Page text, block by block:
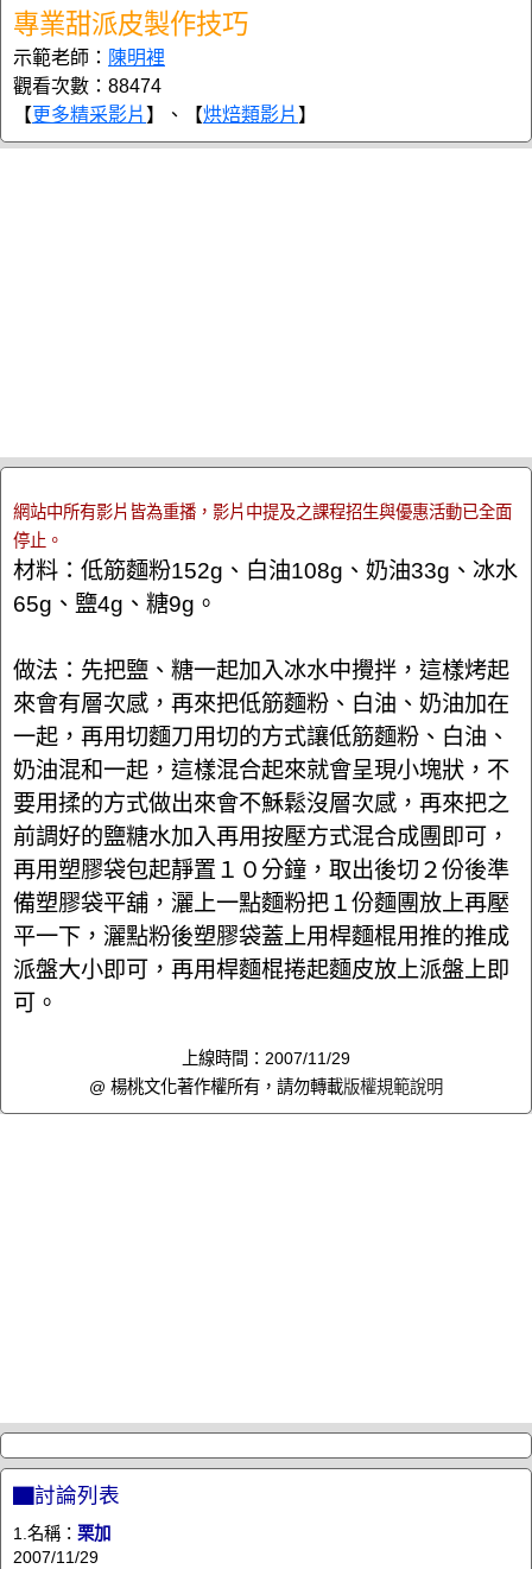
專業甜派皮製作技巧
示範老師： 陳明裡
觀看次數：88474
【更多精采影片 】、【烘焙類影片 】
網站中所有影片皆為重播，影片中提及之課程招生與優惠活動已全面
停止。
材料：低筋麵粉152g、白油108g、奶油33g、冰水
65g、鹽4g、糖9g。
做法：先把鹽、糖一起加入冰水中攪拌，這樣烤起
來會有層次感，再來把低筋麵粉、白油、奶油加在
一起，再用切麵刀用切的方式讓低筋麵粉、白油、
奶油混和一起，這樣混合起來就會呈現小塊狀，不
要用揉的方式做出來會不穌鬆沒層次感，再來把之
前調好的鹽糖水加入再用按壓方式混合成團即可，
再用塑膠袋包起靜置１０分鐘，取出後切２份後準
備塑膠袋平舖，灑上一點麵粉把１份麵團放上再壓
平一下，灑點粉後塑膠袋蓋上用桿麵棍用推的推成
派盤大小即可，再用桿麵棍捲起麵皮放上派盤上即
可。
上線時間：2007/11/29
@ 楊桃文化著作權所有，請勿轉載版權規範說明
▇討論列表
1.名稱： 栗加
2007/11/29